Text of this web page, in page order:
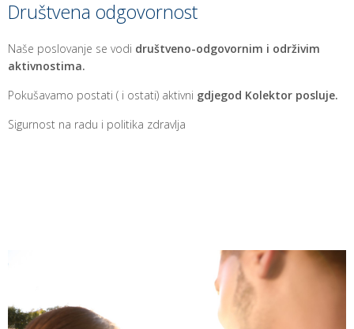
Društvena odgovornost
Naše poslovanje se vodi društveno-odgovornim i održivim
aktivnostima.
Pokušavamo postati ( i ostati) aktivni gdjegod Kolektor posluje.
Sigurnost na radu i politika zdravlja